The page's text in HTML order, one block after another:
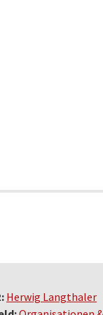
Herwig Langthaler